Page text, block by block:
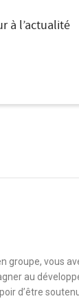
à l’actualité
groupe, vous
au
d’être